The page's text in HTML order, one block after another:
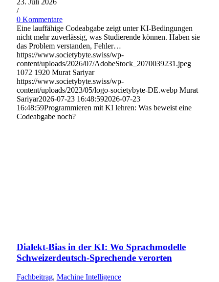
23. Juli 2026
/
0 Kommentare
Eine lauffähige Codeabgabe zeigt unter KI-Bedingungen
nicht mehr zuverlässig, was Studierende können. Haben sie
das Problem verstanden, Fehler…
https://www.societybyte.swiss/wp-
content/uploads/2026/07/AdobeStock_2070039231.jpeg
1072 1920 Murat Sariyar
https://www.societybyte.swiss/wp-
content/uploads/2023/05/logo-societybyte-DE.webp Murat
Sariyar2026-07-23 16:48:592026-07-23
16:48:59Programmieren mit KI lehren: Was beweist eine
Codeabgabe noch?
Dialekt-Bias in der KI: Wo Sprachmodelle
Schweizerdeutsch-Sprechende verorten
Fachbeitrag, Machine Intelligence